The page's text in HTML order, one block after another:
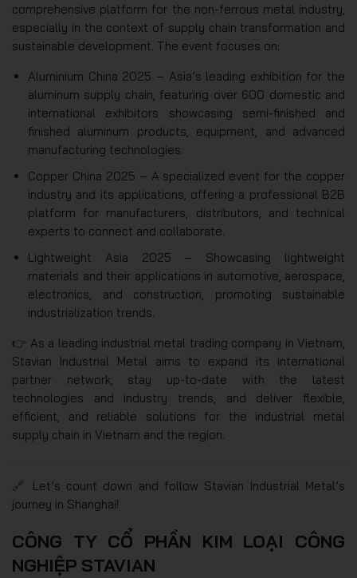
comprehensive platform for the non-ferrous metal industry,
especially in the context of supply chain transformation and
sustainable development. The event focuses on:
Aluminium China 2025 – Asia’s leading exhibition for the
aluminum supply chain, featuring over 600 domestic and
international exhibitors showcasing semi-finished and
finished aluminum products, equipment, and advanced
manufacturing technologies.
Copper China 2025 – A specialized event for the copper
industry and its applications, offering a professional B2B
platform for manufacturers, distributors, and technical
experts to connect and collaborate.
Lightweight Asia 2025 – Showcasing lightweight
materials and their applications in automotive, aerospace,
electronics, and construction, promoting sustainable
industrialization trends.
👉 As a leading industrial metal trading company in Vietnam,
Stavian Industrial Metal aims to expand its international
partner network, stay up-to-date with the latest
technologies and industry trends, and deliver flexible,
efficient, and reliable solutions for the industrial metal
supply chain in Vietnam and the region.
🔗 Let’s count down and follow Stavian Industrial Metal’s
journey in Shanghai!
CÔNG TY CỔ PHẦN KIM LOẠI CÔNG
NGHIỆP STAVIAN